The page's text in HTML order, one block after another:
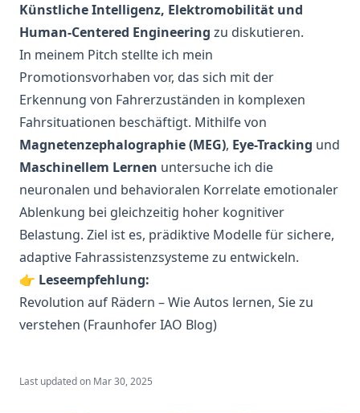
Künstliche Intelligenz, Elektromobilität und
Human-Centered Engineering zu diskutieren.
In meinem Pitch stellte ich mein
Promotionsvorhaben vor, das sich mit der
Erkennung von Fahrerzuständen in komplexen
Fahrsituationen beschäftigt. Mithilfe von
Magnetenzephalographie (MEG), Eye-Tracking und
Maschinellem Lernen untersuche ich die
neuronalen und behavioralen Korrelate emotionaler
Ablenkung bei gleichzeitig hoher kognitiver
Belastung. Ziel ist es, prädiktive Modelle für sichere,
adaptive Fahrassistenzsysteme zu entwickeln.
👉 Leseempfehlung:
Revolution auf Rädern – Wie Autos lernen, Sie zu
verstehen (Fraunhofer IAO Blog)
Last updated on Mar 30, 2025